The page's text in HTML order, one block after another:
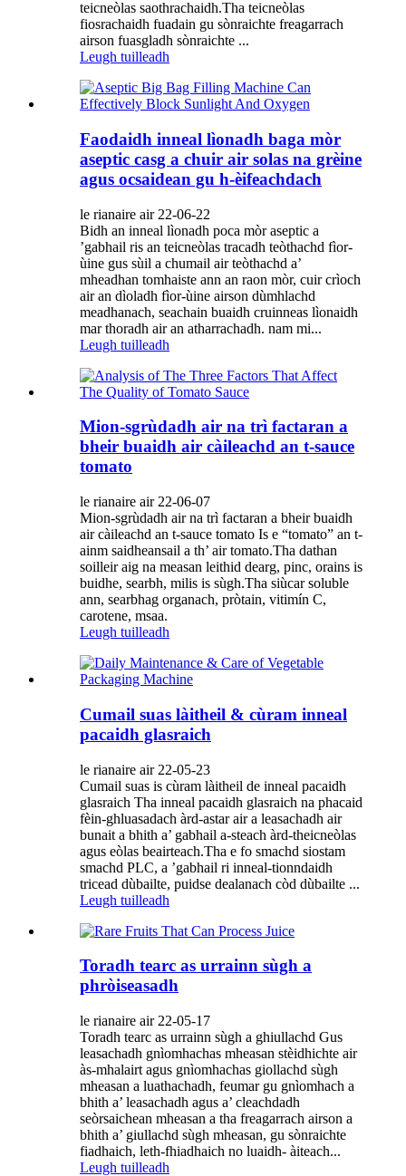
teicneòlas saothrachaidh.Tha teicneòlas
fiosrachaidh fuadain gu sònraichte freagarrach
airson fuasgladh sònraichte ...
Leugh tuilleadh
Faodaidh inneal lìonadh baga mòr
aseptic casg a chuir air solas na grèine
agus ocsaidean gu h-èifeachdach
le rianaire air 22-06-22
Bidh an inneal lìonadh poca mòr aseptic a
’gabhail ris an teicneòlas tracadh teòthachd fìor-
ùine gus sùil a chumail air teòthachd a’
mheadhan tomhaiste ann an raon mòr, cuir crìoch
air an dìoladh fìor-ùine airson dùmhlachd
meadhanach, seachain buaidh cruinneas lìonaidh
mar thoradh air an atharrachadh. nam mi...
Leugh tuilleadh
Mion-sgrùdadh air na trì factaran a
bheir buaidh air càileachd an t-sauce
tomato
le rianaire air 22-06-07
Mion-sgrùdadh air na trì factaran a bheir buaidh
air càileachd an t-sauce tomato Is e “tomato” an t-
ainm saidheansail a th’ air tomato.Tha dathan
soilleir aig na measan leithid dearg, pinc, orains is
buidhe, searbh, milis is sùgh.Tha siùcar soluble
ann, searbhag organach, pròtain, vitimín C,
carotene, msaa.
Leugh tuilleadh
Cumail suas làitheil & cùram inneal
pacaidh glasraich
le rianaire air 22-05-23
Cumail suas is cùram làitheil de inneal pacaidh
glasraich Tha inneal pacaidh glasraich na phacaid
fèin-ghluasadach àrd-astar air a leasachadh air
bunait a bhith a’ gabhail a-steach àrd-theicneòlas
agus eòlas beairteach.Tha e fo smachd siostam
smachd PLC, a ’gabhail ri inneal-tionndaidh
tricead dùbailte, puidse dealanach còd dùbailte ...
Leugh tuilleadh
Toradh tearc as urrainn sùgh a
phròiseasadh
le rianaire air 22-05-17
Toradh tearc as urrainn sùgh a ghiullachd Gus
leasachadh gnìomhachas mheasan stèidhichte air
às-mhalairt agus gnìomhachas giollachd sùgh
mheasan a luathachadh, feumar gu gnìomhach a
bhith a’ leasachadh agus a’ cleachdadh
seòrsaichean mheasan a tha freagarrach airson a
bhith a’ giullachd sùgh mheasan, gu sònraichte
fiadhaich, leth-fhiadhaich no luaidh- àiteach...
Leugh tuilleadh